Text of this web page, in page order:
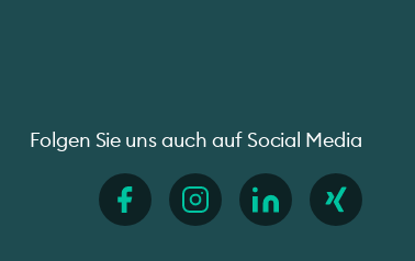
Folgen Sie uns auch auf Social Media